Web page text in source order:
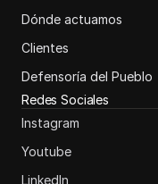
Dónde actuamos
Clientes
Defensoría del Pueblo
Redes Sociales
Instagram
Youtube
LinkedIn